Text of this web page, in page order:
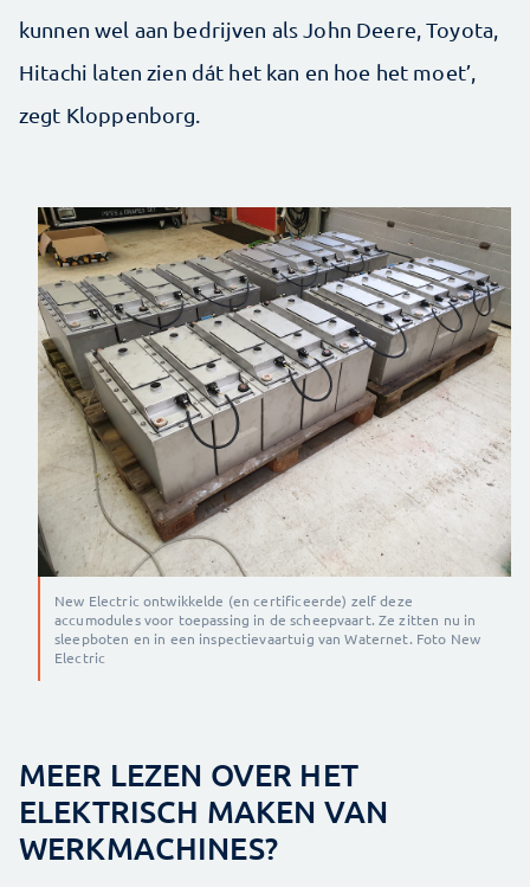
kunnen wel aan bedrijven als John Deere, Toyota,
Hitachi laten zien dát het kan en hoe het moet’,
zegt Kloppenborg.
New Electric ontwikkelde (en certificeerde) zelf deze
accumodules voor toepassing in de scheepvaart. Ze zitten nu in
sleepboten en in een inspectievaartuig van Waternet. Foto New
Electric
MEER LEZEN OVER HET
ELEKTRISCH MAKEN VAN
WERKMACHINES?